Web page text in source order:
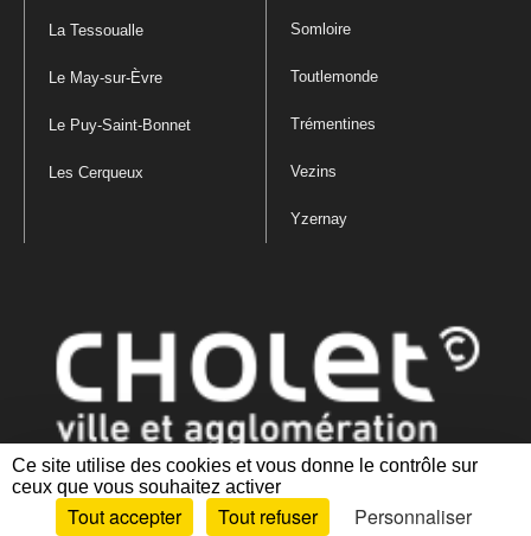
Ce site utilise des cookies et vous donne le contrôle sur
ceux que vous souhaitez activer
Tout accepter Tout refuser Personnaliser
La Tessoualle
Le May-sur-Èvre
Le Puy-Saint-Bonnet
Les Cerqueux
Somloire
Toutlemonde
Trémentines
Vezins
Yzernay
Mentions légales|Politique de confidentialité
des cookies |Plan du site Accessibilité : partiellement conforme